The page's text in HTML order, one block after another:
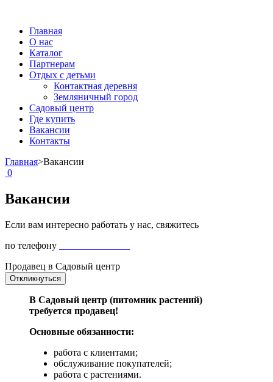
Главная
О нас
Каталог
Партнерам
Отдых с детьми
Контактная деревня
Земляничный город
Садовый центр
Где купить
Вакансии
Контакты
Главная>Вакансии
0
Вакансии
Если вам интересно работать у нас, свяжитесь
по телефону
Продавец в Садовый центр
Откликнуться
В Садовый центр (питомник растений)
требуется продавец!
Основные обязанности:
работа с клиентами;
обслуживание покупателей;
работа с растениями.